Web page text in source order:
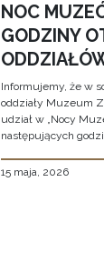
NOC
GODZINY
Informujemy, że w
oddziały Muzeum
udział w „Nocy
następujących
15 maja, 2026